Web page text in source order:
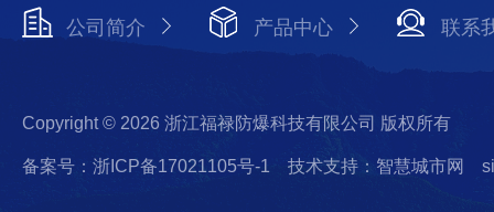
公司简介 产品中心 联系
Copyright © 2026 浙江福禄防爆科技有限公司 版权所有
备案号：浙ICP备17021105号-1 技术支持：智慧城市网